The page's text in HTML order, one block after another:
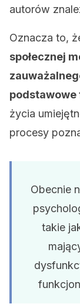
autorów
Oznacza to,
społecznej
podstawowe
życia
procesy
Obecnie
takie